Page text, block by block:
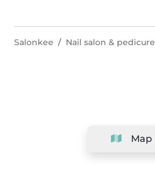
Map
Salonkee Nail salon & pedicure